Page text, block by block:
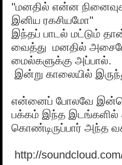
"மனதில் என்ன
இனிய ரகசியமோ"
இந்தப் பாடல் மட்டும்
வைத்து மனதில்
மைல்களுக்கு அப்பால்.
இன்று காலையில்
என்னைப் போலவே
பக்கம் இந்த இடங்களில்
கொண்டிருப்பார் அந்த
http://